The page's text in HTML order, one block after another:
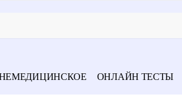
ОНЛАЙН ТЕСТЫ